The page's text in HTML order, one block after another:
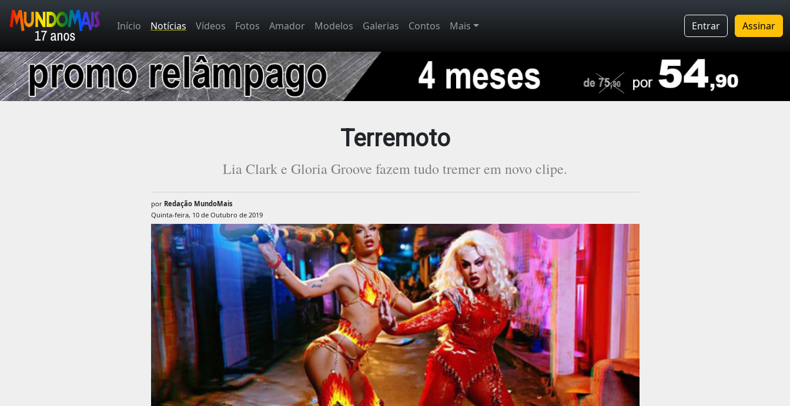
Início Notícias Vídeos Fotos Amador Modelos Galerias Contos Mais Entrar Assinar
Terremoto
Lia Clark e Gloria Groove fazem tudo tremer em novo clipe.
por Redação MundoMais
Quinta-feira, 10 de Outubro de 2019